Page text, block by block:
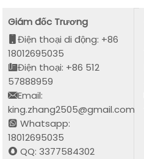
Giám đốc Trương
Điện thoại di động: +86
18012695035
Điện thoại: +86 512
57888959
Email:
king.zhang2505@gmail.com
Whatsapp:
18012695035
QQ: 3377584302